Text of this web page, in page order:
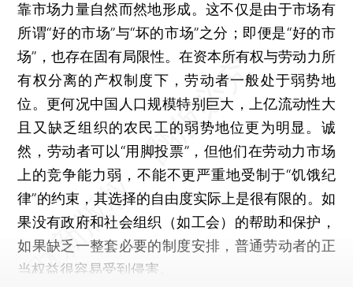
靠市场力量自然而然地形成。这不仅是由于市场有
所谓“好的市场”与“坏的市场”之分；即便是“好的市
场”，也存在固有局限性。在资本所有权与劳动力所
有权分离的产权制度下，劳动者一般处于弱势地
位。更何况中国人口规模特别巨大，上亿流动性大
且又缺乏组织的农民工的弱势地位更为明显。诚
然，劳动者可以“用脚投票”，但他们在劳动力市场
上的竞争能力弱，不能不更严重地受制于“饥饿纪
律”的约束，其选择的自由度实际上是很有限的。如
果没有政府和社会组织（如工会）的帮助和保护，
如果缺乏一整套必要的制度安排，普通劳动者的正
当权益很容易受到侵害。